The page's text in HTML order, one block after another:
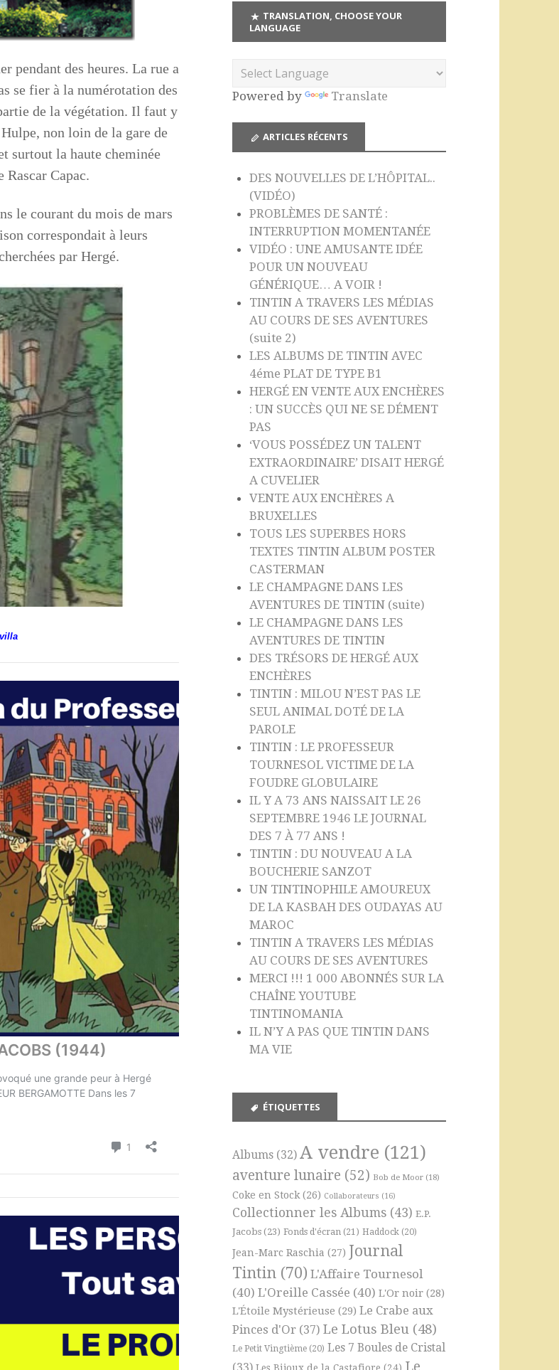
pendant des heures. La rue a
se fier à la numérotation des
de la végétation. Il faut y
non loin de la gare de
surtout la haute cheminée
Capac.
le courant du mois de mars
correspondait à leurs
par Hergé.
c
e
o
o
k
it
te
te
r
t
k
e
u
T
e
h
a
n
el
TRANSLATION, CHOOSE YOUR
LANGUAGE
Powered by Translate
ARTICLES RÉCENTS
DES NOUVELLES DE L’HÔPITAL..
(VIDÉO)
PROBLÈMES DE SANTÉ :
INTERRUPTION MOMENTANÉE
VIDÉO : UNE AMUSANTE IDÉE
POUR UN NOUVEAU
GÉNÉRIQUE… A VOIR !
TINTIN A TRAVERS LES MÉDIAS
AU COURS DE SES AVENTURES
(suite 2)
LES ALBUMS DE TINTIN AVEC
4éme PLAT DE TYPE B1
HERGÉ EN VENTE AUX ENCHÈRES
: UN SUCCÈS QUI NE SE DÉMENT
PAS
‘VOUS POSSÉDEZ UN TALENT
EXTRAORDINAIRE’ DISAIT HERGÉ
A CUVELIER
VENTE AUX ENCHÈRES A
BRUXELLES
TOUS LES SUPERBES HORS
TEXTES TINTIN ALBUM POSTER
CASTERMAN
LE CHAMPAGNE DANS LES
AVENTURES DE TINTIN (suite)
LE CHAMPAGNE DANS LES
AVENTURES DE TINTIN
DES TRÉSORS DE HERGÉ AUX
ENCHÈRES
TINTIN : MILOU N’EST PAS LE
SEUL ANIMAL DOTÉ DE LA
PAROLE
TINTIN : LE PROFESSEUR
TOURNESOL VICTIME DE LA
FOUDRE GLOBULAIRE
IL Y A 73 ANS NAISSAIT LE 26
SEPTEMBRE 1946 LE JOURNAL
DES 7 À 77 ANS !
TINTIN : DU NOUVEAU A LA
BOUCHERIE SANZOT
UN TINTINOPHILE AMOUREUX
DE LA KASBAH DES OUDAYAS AU
MAROC
TINTIN A TRAVERS LES MÉDIAS
AU COURS DE SES AVENTURES
MERCI !!! 1 000 ABONNÉS SUR LA
CHAÎNE YOUTUBE
TINTINOMANIA
IL N’Y A PAS QUE TINTIN DANS
MA VIE
ÉTIQUETTES
Albums (32) A vendre (121)
aventure lunaire (52) Bob de Moor (18)
Coke en Stock(26) Collaborateurs (16)
Collectionner les Albums (43) E.P.
Jacobs (23) Fonds d'écran (21) Haddock (20)
Jean-Marc Raschia (27) Journal
Tintin (70) L'Affaire Tournesol
(40) L'Oreille Cassée (40) L'Or noir (28)
L'Étoile Mystérieuse (29) Le Crabe aux
Pinces d'Or (37) Le Lotus Bleu (48)
Le Petit Vingtième (20) Les 7 Boules de Cristal